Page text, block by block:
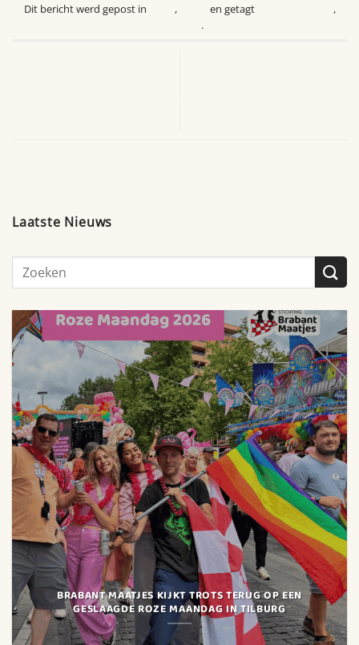
Dit bericht werd gepost in , en getagt
,
.
Laatste Nieuws
BRABANT MAATJES KIJKT TROTS TERUG OP EEN
GESLAAGDE ROZE MAANDAG IN TILBURG